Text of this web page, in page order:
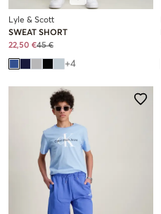
Lyle & Scott
SWEAT SHORT
22,50 €45 €
+4